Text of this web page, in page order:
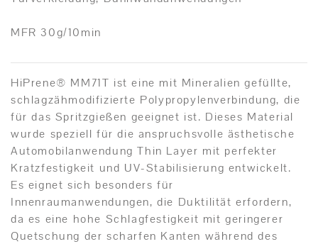
MFR 30g/10min
HiPrene® MM71T ist eine mit Mineralien gefüllte,
schlagzähmodifizierte Polypropylenverbindung, die
für das Spritzgießen geeignet ist. Dieses Material
wurde speziell für die anspruchsvolle ästhetische
Automobilanwendung Thin Layer mit perfekter
Kratzfestigkeit und UV-Stabilisierung entwickelt.
Es eignet sich besonders für
Innenraumanwendungen, die Duktilität erfordern,
da es eine hohe Schlagfestigkeit mit geringerer
Quetschung der scharfen Kanten während des